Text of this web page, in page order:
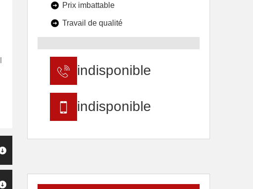
Prix imbattable
Travail de qualité
indisponible
indisponible